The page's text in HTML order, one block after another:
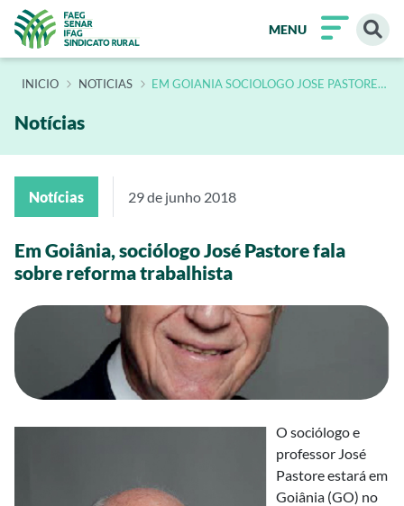
MENU
INÍCIO NOTICIAS EM GOIANIA SOCIOLOGO JOSE PASTORE
Notícias
Notícias 29 de junho 2018
Em Goiânia, sociólogo José Pastore fala
sobre reforma trabalhista
O sociólogo e
professor José
Pastore estará em
Goiânia (GO) no